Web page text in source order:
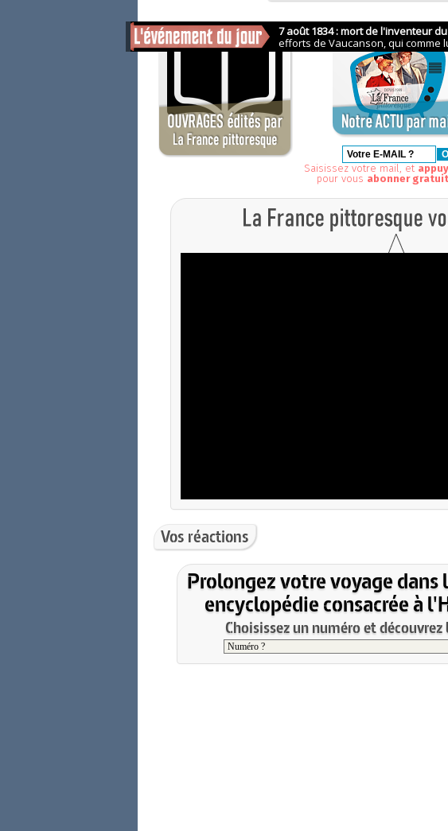
Saisissez votre mail, et
pour vous abonner
Vos réactions
Prolongez votre voyage dans
encyclopédie consacrée à
Choisissez un numéro et